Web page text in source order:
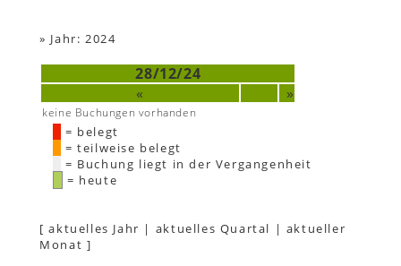
» Jahr: 2024
28/12/24
«
»
keine Buchungen vorhanden
= belegt
= teilweise belegt
= Buchung liegt in der Vergangenheit
= heute
[aktuelles Jahr | aktuelles Quartal | aktueller
Monat ]